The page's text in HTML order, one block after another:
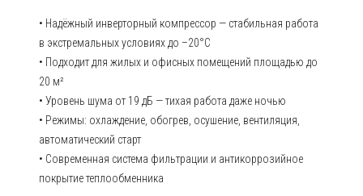
• Надёжный инверторный компрессор — стабильная работа
в экстремальных условиях до –20°C
• Подходит для жилых и офисных помещений площадью до
20 м²
• Уровень шума от 19 дБ — тихая работа даже ночью
• Режимы: охлаждение, обогрев, осушение, вентиляция,
автоматический старт
• Современная система фильтрации и антикоррозийное
покрытие теплообменника